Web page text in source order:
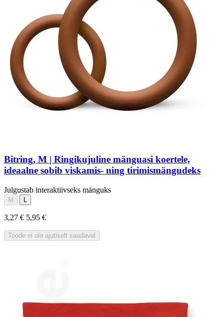
Bitring, M | Ringikujuline mänguasi koertele,
ideaalne sobib viskamis- ning tirimismängudeks
Julgustab interaktiivseks mänguks
M
3,27 € 5,95 €
Toode ei ole ajutiselt saadaval